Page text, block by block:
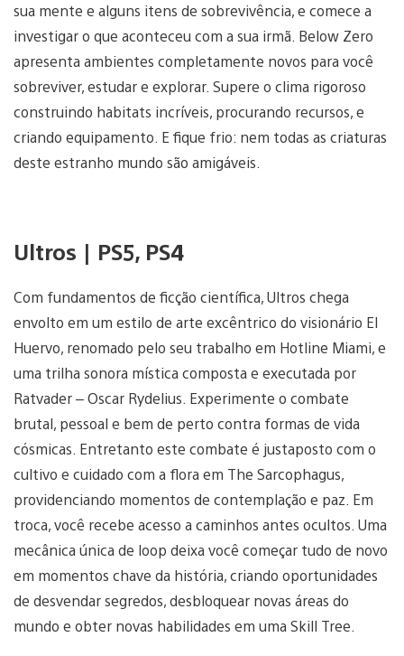
sua mente e alguns itens de sobrevivência, e comece a
investigar o que aconteceu com a sua irmã. Below Zero
apresenta ambientes completamente novos para você
sobreviver, estudar e explorar. Supere o clima rigoroso
construindo habitats incríveis, procurando recursos, e
criando equipamento. E fique frio: nem todas as criaturas
deste estranho mundo são amigáveis.
Ultros | PS5, PS4
Com fundamentos de ficção científica, Ultros chega
envolto em um estilo de arte excêntrico do visionário El
Huervo, renomado pelo seu trabalho em Hotline Miami, e
uma trilha sonora mística composta e executada por
Ratvader – Oscar Rydelius. Experimente o combate
brutal, pessoal e bem de perto contra formas de vida
cósmicas. Entretanto este combate é justaposto com o
cultivo e cuidado com a flora em The Sarcophagus,
providenciando momentos de contemplação e paz. Em
troca, você recebe acesso a caminhos antes ocultos. Uma
mecânica única de loop deixa você começar tudo de novo
em momentos chave da história, criando oportunidades
de desvendar segredos, desbloquear novas áreas do
mundo e obter novas habilidades em uma Skill Tree.